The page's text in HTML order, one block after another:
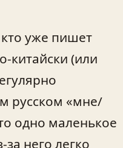
уже пишет
(или
русском «мне/
одно маленькое
него легко